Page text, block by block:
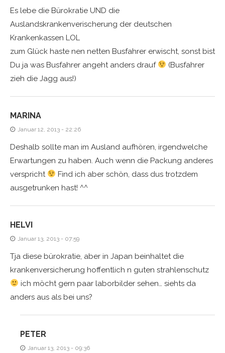
Es lebe die Bürokratie UND die
Auslandskrankenverischerung der deutschen
Krankenkassen LOL
zum Glück haste nen netten Busfahrer erwischt, sonst bist
Du ja was Busfahrer angeht anders drauf
(Busfahrer
zieh die Jagg aus!)
MARINA
Januar 12, 2013 - 22:26
Deshalb sollte man im Ausland aufhören, irgendwelche
Erwartungen zu haben. Auch wenn die Packung anderes
verspricht
Find ich aber schön, dass dus trotzdem
ausgetrunken hast! ^^
HELVI
Januar 13, 2013 - 07:59
Tja diese bürokratie, aber in Japan beinhaltet die
krankenversicherung hoffentlich n guten strahlenschutz
ich möcht gern paar laborbilder sehen… siehts da
anders aus als bei uns?
PETER
Januar 13, 2013 - 09:36